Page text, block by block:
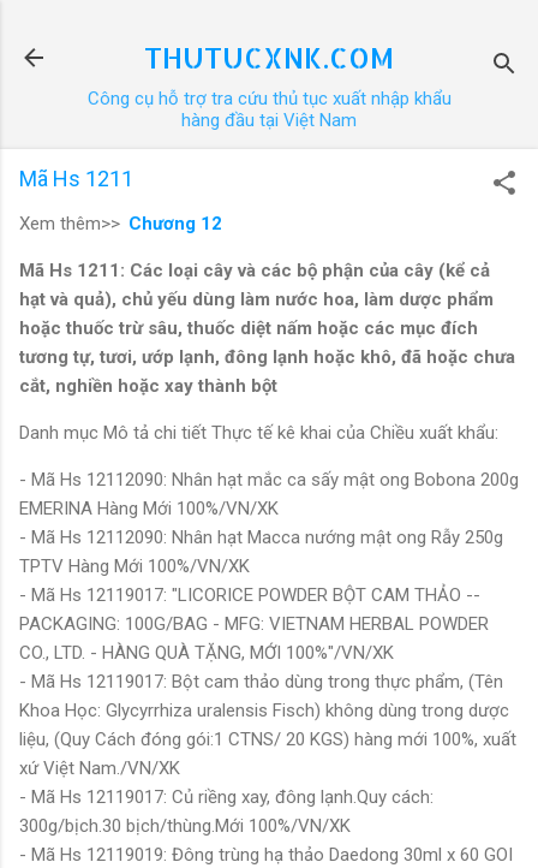
THUTUCXNK.COM
Công cụ hỗ trợ tra cứu thủ tục xuất nhập khẩu
hàng đầu tại Việt Nam
Mã Hs 1211
Xem thêm>> Chương 12
Mã Hs 1211: Các loại cây và các bộ phận của cây (kể cả
hạt và quả), chủ yếu dùng làm nước hoa, làm dược phẩm
hoặc thuốc trừ sâu, thuốc diệt nấm hoặc các mục đích
tương tự, tươi, ướp lạnh, đông lạnh hoặc khô, đã hoặc chưa
cắt, nghiền hoặc xay thành bột
Danh mục Mô tả chi tiết Thực tế kê khai của Chiều xuất khẩu:
- Mã Hs 12112090: Nhân hạt mắc ca sấy mật ong Bobona 200g
EMERINA Hàng Mới 100%/VN/XK
- Mã Hs 12112090: Nhân hạt Macca nướng mật ong Rẫy 250g
TPTV Hàng Mới 100%/VN/XK
- Mã Hs 12119017: "LICORICE POWDER BỘT CAM THẢO --
PACKAGING: 100G/BAG - MFG: VIETNAM HERBAL POWDER
CO., LTD. - HÀNG QUÀ TẶNG, MỚI 100%"/VN/XK
- Mã Hs 12119017: Bột cam thảo dùng trong thực phẩm, (Tên
Khoa Học: Glycyrrhiza uralensis Fisch) không dùng trong dược
liệu, (Quy Cách đóng gói:1 CTNS/ 20 KGS) hàng mới 100%, xuất
xứ Việt Nam./VN/XK
- Mã Hs 12119017: Củ riềng xay, đông lạnh.Quy cách:
300g/bịch.30 bịch/thùng.Mới 100%/VN/XK
- Mã Hs 12119019: Đông trùng hạ thảo Daedong 30ml x 60 GOI